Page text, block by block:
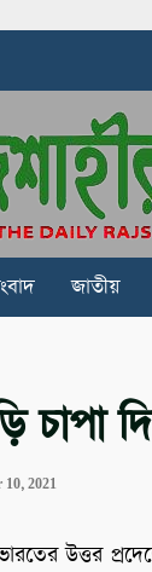
জাতীয়
চাপা
10, 2021
উত্তর